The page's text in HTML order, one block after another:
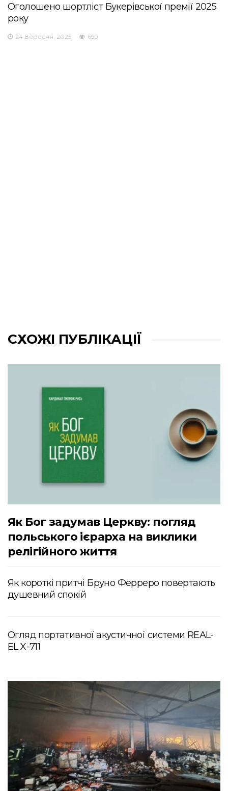
Оголошено шортліст Букерівської премії 2025
року
24 Вересня, 2025 699
СХОЖІ ПУБЛІКАЦІЇ
Як Бог задумав Церкву: погляд
польського ієрарха на виклики
релігійного життя
Як короткі притчі Бруно Ферреро повертають
душевний спокій
Огляд портативної акустичної системи REAL-
EL X-711